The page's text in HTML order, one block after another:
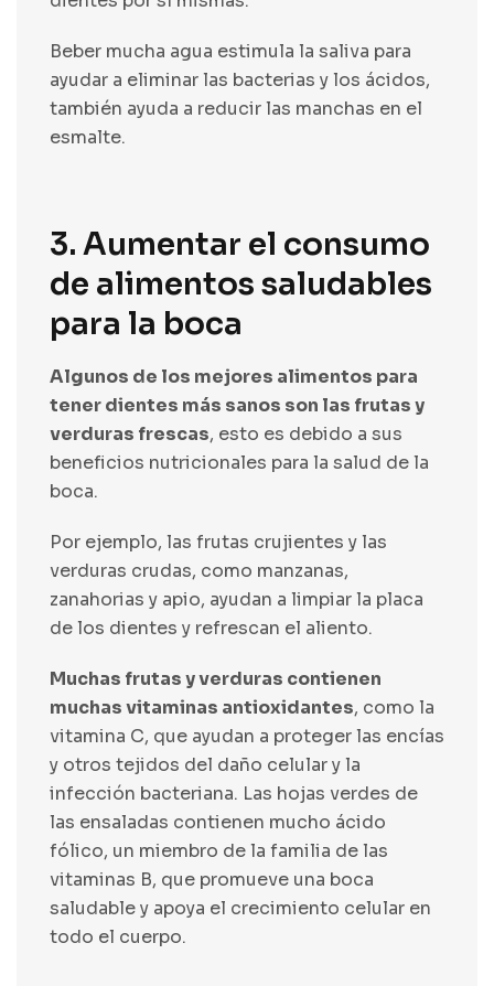
Beber mucha agua estimula la saliva para
ayudar a eliminar las bacterias y los ácidos,
también ayuda a reducir las manchas en el
esmalte.
3. Aumentar el consumo
de alimentos saludables
para la boca
Algunos de los mejores alimentos para
tener dientes más sanos son las frutas y
verduras frescas, esto es debido a sus
beneficios nutricionales para la salud de la
boca.
Por ejemplo, las frutas crujientes y las
verduras crudas, como manzanas,
zanahorias y apio, ayudan a limpiar la placa
de los dientes y refrescan el aliento.
Muchas frutas y verduras contienen
muchas vitaminas antioxidantes, como la
vitamina C, que ayudan a proteger las encías
y otros tejidos del daño celular y la
infección bacteriana. Las hojas verdes de
las ensaladas contienen mucho ácido
fólico, un miembro de la familia de las
vitaminas B, que promueve una boca
saludable y apoya el crecimiento celular en
todo el cuerpo.